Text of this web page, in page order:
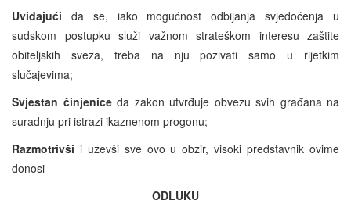
Uviđajući da se, iako mogućnost odbijanja svjedočenja u
sudskom postupku služi važnom strateškom interesu zaštite
obiteljskih sveza, treba na nju pozivati samo u rijetkim
slučajevima;
Svjestan činjenice da zakon utvrđuje obvezu svih građana na
suradnju pri istrazi ikaznenom progonu;
Razmotrivši i uzevši sve ovo u obzir, visoki predstavnik ovime
donosi
ODLUKU